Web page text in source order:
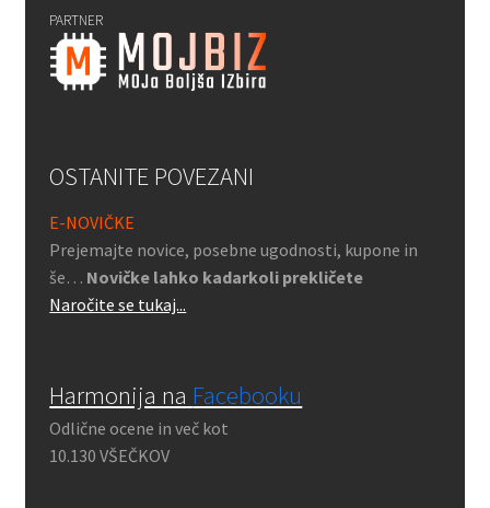
PARTNER
OSTANITE POVEZANI
E-NOVIČKE
Prejemajte novice, posebne ugodnosti, kupone in
še… Novičke lahko kadarkoli prekličete
Naročite se tukaj...
Harmonija na Facebooku
Odlične ocene in več kot
10.130 VŠEČKOV